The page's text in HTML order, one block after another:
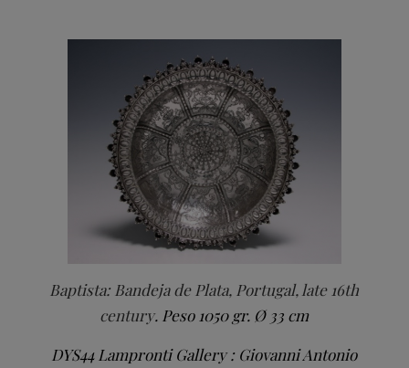
Baptista: Bandeja de Plata, Portugal, late 16th
century. Peso 1050 gr. Ø 33 cm
DYS44 Lampronti Gallery : Giovanni Antonio